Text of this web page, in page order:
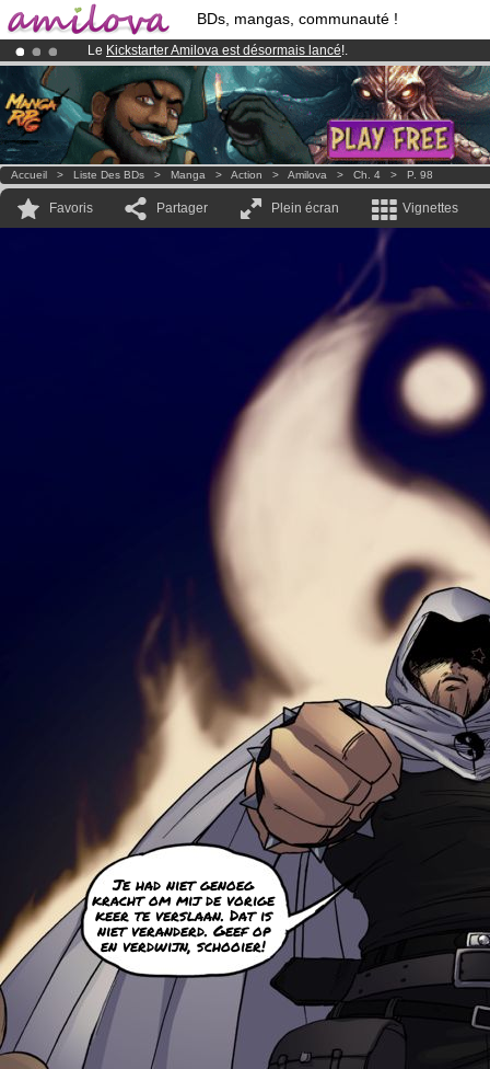
BDs, mangas, communauté !
Le Kickstarter Amilova est désormais lancé!.
Abonnement premium: à partir de3.95 eurospar mois !Clique ici
Déjà 100000membreset 1000BDs & Mangas!
Accueil > Liste Des BDs > Manga > Action > Amilova > Ch. 4 > P. 98
Favoris Partager Plein écran Vignettes
Je had niet genoeg
kracht om mij de vorige
keer te verslaan. Dat is
niet veranderd. Geef op
en verdwijn, schooier!